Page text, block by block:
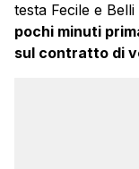
testa Fecile e
pochi minuti
sul contratto di